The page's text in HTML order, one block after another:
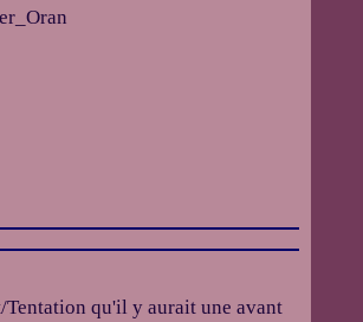
qu'il y aurait une avant